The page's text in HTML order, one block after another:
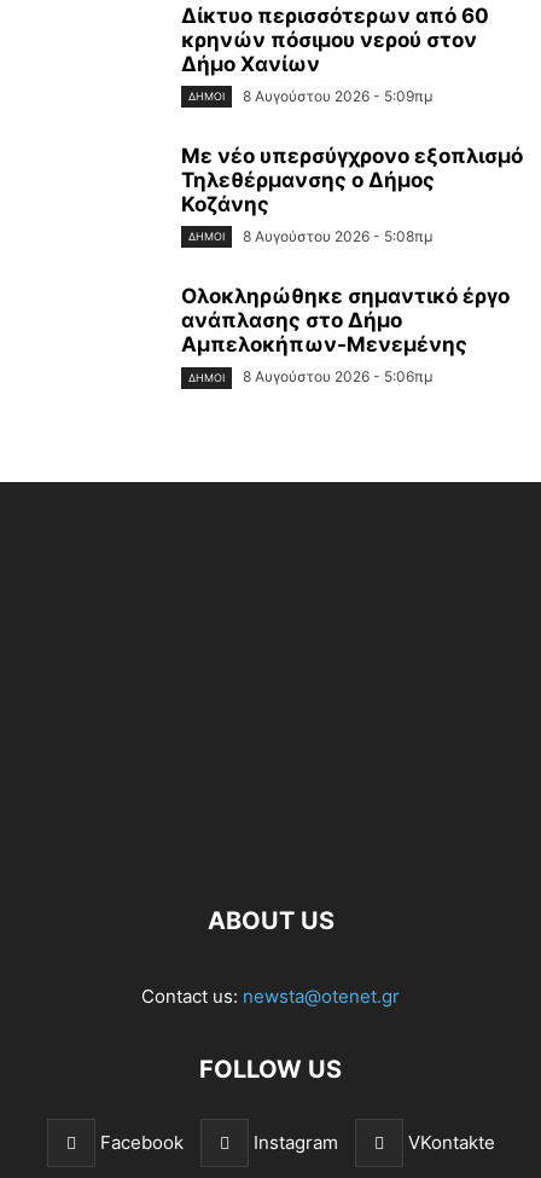
Δίκτυο περισσότερων από 60
κρηνών πόσιμου νερού στον
Δήμο Χανίων
ΔΉΜΟΙ 8 Αυγούστου 2026 - 5:09πμ
Με νέο υπερσύγχρονο εξοπλισμό
Τηλεθέρμανσης ο Δήμος
Κοζάνης
ΔΉΜΟΙ 8 Αυγούστου 2026 - 5:08πμ
Ολοκληρώθηκε σημαντικό έργο
ανάπλασης στο Δήμο
Αμπελοκήπων-Μενεμένης
ΔΉΜΟΙ 8 Αυγούστου 2026 - 5:06πμ
ABOUT US
Contact us: newsta@otenet.gr
FOLLOW US
Facebook Instagram VKontakte